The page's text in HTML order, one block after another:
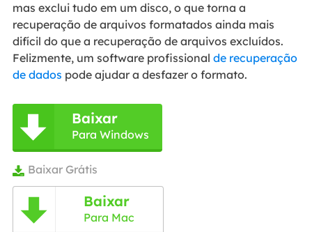
mas exclui tudo em um disco, o que torna a
recuperação de arquivos formatados ainda mais
difícil do que a recuperação de arquivos excluídos.
Felizmente, um software profissional de recuperação
de dados pode ajudar a desfazer o formato.
 Baixar
Para Windows
 Baixar Grátis
 Baixar
Para Mac